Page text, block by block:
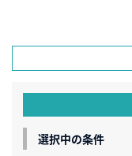
選択中の条件